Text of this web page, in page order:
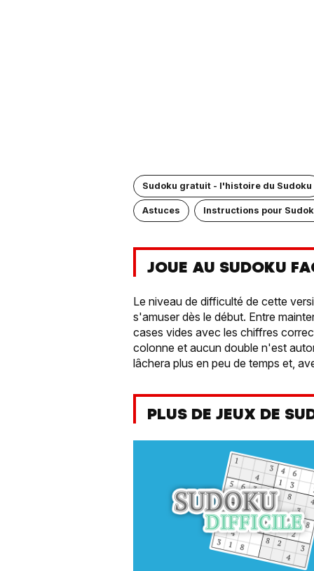
Sudoku gratuit - l'histoire du Sudoku
Astuces Instructions pour
JOUE AU SUDOKU
Le niveau de difficulté de cette
s'amuser dès le début. Entre
cases vides avec les chiffres
colonne et aucun double n'est
lâchera plus en peu de temps et,
PLUS DE JEUX DE